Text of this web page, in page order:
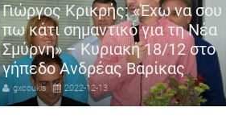
Γιώργος Κρικρής: «Έχω να σου
πω κάτι σημαντικό για τη Νέα
Σμύρνη» – Κυριακή 18/12 στο
γήπεδο Ανδρέας Βαρίκας
gxcoukis 2022-12-13